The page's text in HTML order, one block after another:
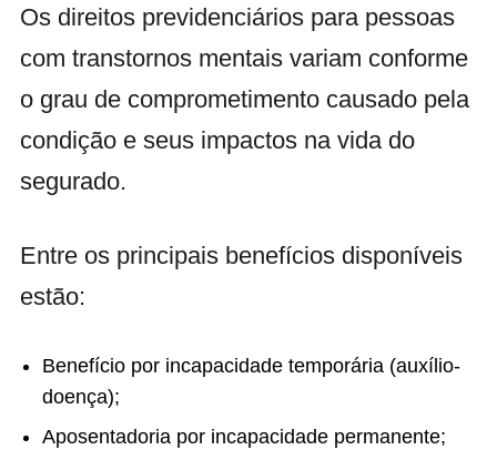
Os direitos previdenciários para pessoas
com transtornos mentais variam conforme
o grau de comprometimento causado pela
condição e seus impactos na vida do
segurado.
Entre os principais benefícios disponíveis
estão:
Benefício por incapacidade temporária (auxílio-
doença);
Aposentadoria por incapacidade permanente;